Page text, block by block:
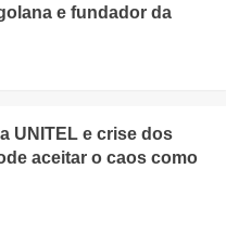
e fundador da
UNITEL e crise dos
aceitar o caos como